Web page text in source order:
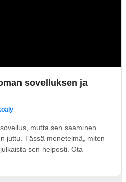
sovelluksen ja
mutta sen saaminen
juttu. Tässä menetelmä, miten
sen helposti. Ota